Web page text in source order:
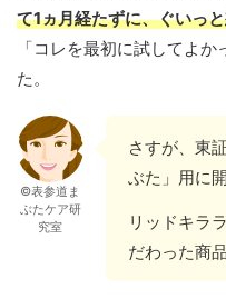
て1ヵ月経たずに、ぐいっ
「コレを最初に試してよ
た。
©表参道ま
ぶたケア研
究室
さすが、東
ぶた」用に
リッドキラ
だわった商